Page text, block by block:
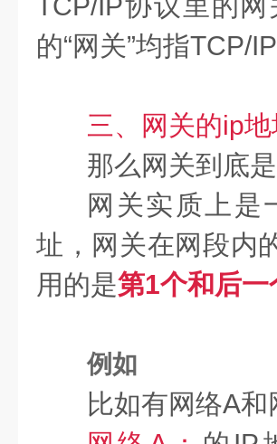
的“网关”均指TCP/
三、网关的ip地
那么网关到底
网关实质上是
址，网关在网段内
用的是第1个和后一
例如
比如有网络A和